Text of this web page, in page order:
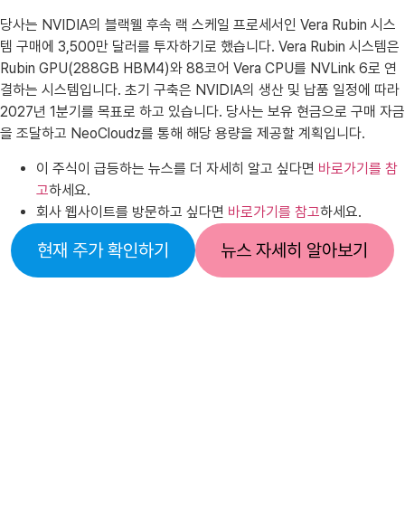
당사는 NVIDIA의 블랙웰 후속 랙 스케일 프로세서인 Vera Rubin 시스
템 구매에 3,500만 달러를 투자하기로 했습니다. Vera Rubin 시스템은
Rubin GPU(288GB HBM4)와 88코어 Vera CPU를 NVLink 6로 연
결하는 시스템입니다. 초기 구축은 NVIDIA의 생산 및 납품 일정에 따라
2027년 1분기를 목표로 하고 있습니다. 당사는 보유 현금으로 구매 자금
을 조달하고 NeoCloudz를 통해 해당 용량을 제공할 계획입니다.
이 주식이 급등하는 뉴스를 더 자세히 알고 싶다면 바로가기를 참
고하세요.
회사 웹사이트를 방문하고 싶다면 바로가기를 참고하세요.
현재 주가 확인하기 뉴스 자세히 알아보기